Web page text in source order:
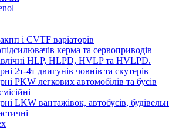
і CVTF варіаторів
керма та сервоприводів
HLP, HLPD, HVLP та HVLPD.
2т-4т двигунів човнів та скутерів
PKW легкових автомобілів та бусів
LKW вантажівок, автобусів,